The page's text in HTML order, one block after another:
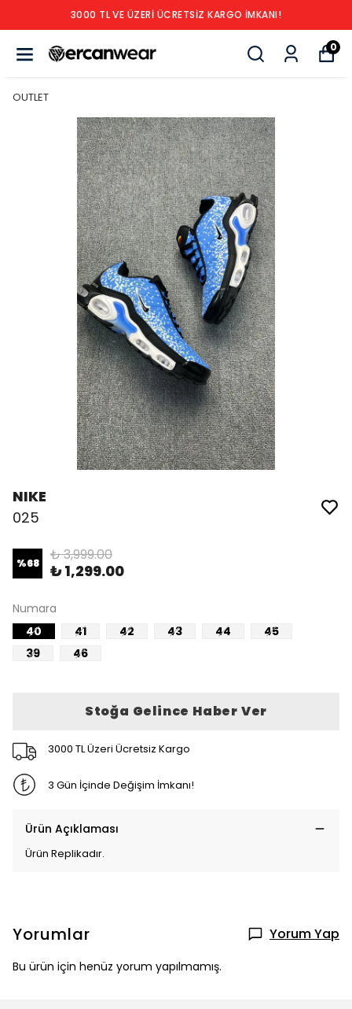
3000 TL VE ÜZERİ ÜCRETSİZ KARGO İMKANI!
0
OUTLET
NIKE
025
%68 ₺ 3,999.00
₺ 1,299.00
Numara
40
41 42 43 44
45
39
46
Stoğa Gelince Haber Ver
3000 TL Üzeri Ücretsiz Kargo
3 Gün İçinde Değişim İmkanı!
Ürün Açıklaması
Ürün Replikadır.
Yorumlar Yorum Yap
Bu ürün için henüz yorum yapılmamış.